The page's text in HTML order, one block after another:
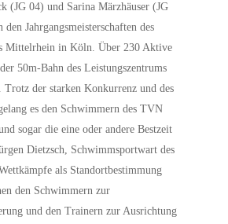
(JG 04) und Sarina Märzhäuser (JG
Jahrgangsmeisterschaften des
Mittelrhein in Köln. Über 230 Aktive
50m-Bahn des Leistungszentrums
Trotz der starken Konkurrenz und des
es den Schwimmern des TVN
sogar die eine oder andere Bestzeit
Dietzsch, Schwimmsportwart des
als Standortbestimmung
den Schwimmern zur
und den Trainern zur Ausrichtung